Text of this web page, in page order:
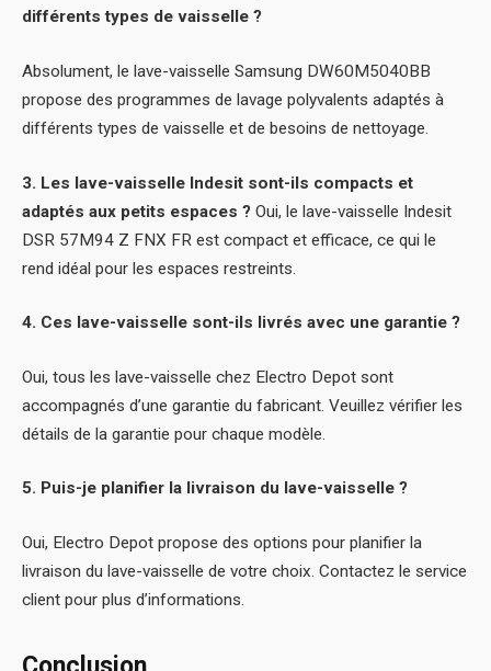
différents types de vaisselle ?
Absolument, le lave-vaisselle Samsung DW60M5040BB
propose des programmes de lavage polyvalents adaptés à
différents types de vaisselle et de besoins de nettoyage.
3. Les lave-vaisselle Indesit sont-ils compacts et
adaptés aux petits espaces ? Oui, le lave-vaisselle Indesit
DSR 57M94 Z FNX FR est compact et efficace, ce qui le
rend idéal pour les espaces restreints.
4. Ces lave-vaisselle sont-ils livrés avec une garantie ?
Oui, tous les lave-vaisselle chez Electro Depot sont
accompagnés d’une garantie du fabricant. Veuillez vérifier les
détails de la garantie pour chaque modèle.
5. Puis-je planifier la livraison du lave-vaisselle ?
Oui, Electro Depot propose des options pour planifier la
livraison du lave-vaisselle de votre choix. Contactez le service
client pour plus d’informations.